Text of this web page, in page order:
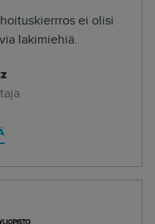
ei olisi
lakimiehiä.